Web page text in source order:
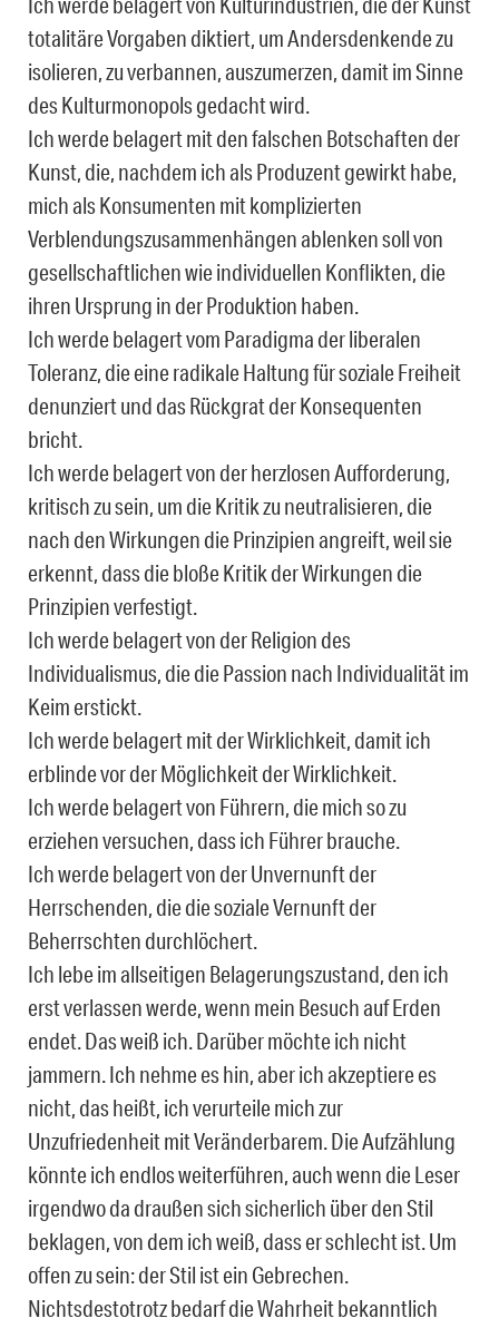
totalitäre Vorgaben diktiert, um Andersdenkende zu
isolieren, zu verbannen, auszumerzen, damit im Sinne
des Kulturmonopols gedacht wird.
Ich werde belagert mit den falschen Botschaften der
Kunst, die, nachdem ich als Produzent gewirkt habe,
mich als Konsumenten mit komplizierten
Verblendungszusammenhängen ablenken soll von
gesellschaftlichen wie individuellen Konflikten, die
ihren Ursprung in der Produktion haben.
Ich werde belagert vom Paradigma der liberalen
Toleranz, die eine radikale Haltung für soziale Freiheit
denunziert und das Rückgrat der Konsequenten
bricht.
Ich werde belagert von der herzlosen Aufforderung,
kritisch zu sein, um die Kritik zu neutralisieren, die
nach den Wirkungen die Prinzipien angreift, weil sie
erkennt, dass die bloße Kritik der Wirkungen die
Prinzipien verfestigt.
Ich werde belagert von der Religion des
Individualismus, die die Passion nach Individualität im
Keim erstickt.
Ich werde belagert mit der Wirklichkeit, damit ich
erblinde vor der Möglichkeit der Wirklichkeit.
Ich werde belagert von Führern, die mich so zu
erziehen versuchen, dass ich Führer brauche.
Ich werde belagert von der Unvernunft der
Herrschenden, die die soziale Vernunft der
Beherrschten durchlöchert.
Ich lebe im allseitigen Belagerungszustand, den ich
erst verlassen werde, wenn mein Besuch auf Erden
endet. Das weiß ich. Darüber möchte ich nicht
jammern. Ich nehme es hin, aber ich akzeptiere es
nicht, das heißt, ich verurteile mich zur
Unzufriedenheit mit Veränderbarem. Die Aufzählung
könnte ich endlos weiterführen, auch wenn die Leser
irgendwo da draußen sich sicherlich über den Stil
beklagen, von dem ich weiß, dass er schlecht ist. Um
offen zu sein: der Stil ist ein Gebrechen.
Nichtsdestotrotz bedarf die Wahrheit bekanntlich